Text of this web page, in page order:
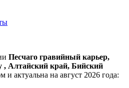
Песчаго гравийный карьер,
, Алтайский край, Бийский
и актуальна на август 2026 года: